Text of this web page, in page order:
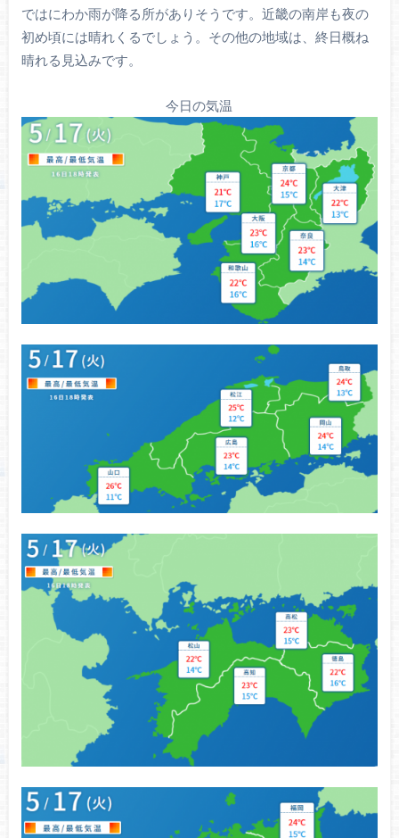
ではにわか雨が降る所がありそうです。近畿の南岸も夜の
初め頃には晴れくるでしょう。その他の地域は、終日概ね
晴れる見込みです。
今日の気温